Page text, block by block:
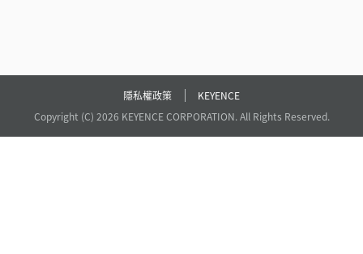
隱私權政策
KEYENCE
Copyright (C) 2026 KEYENCE CORPORATION. All Rights Reserved.